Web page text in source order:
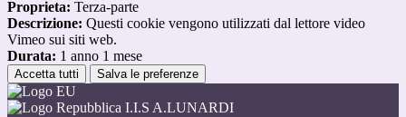
Proprieta: Terza-parte
Descrizione: Questi cookie vengono utilizzati dal lettore video
Vimeo sui siti web.
Durata: 1 anno 1 mese
Accetta tutti Salva le preferenze
I.I.S A.LUNARDI